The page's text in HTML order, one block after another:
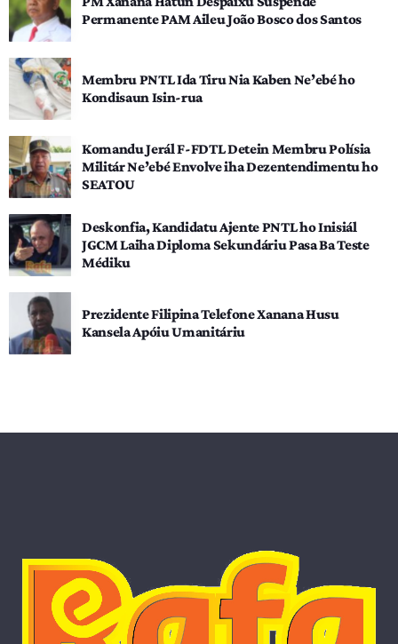
Permanente PAM Aileu João Bosco dos Santos
Membru PNTL Ida Tiru Nia Kaben Ne’ebé ho
Kondisaun Isin-rua
Komandu Jerál F-FDTL Detein Membru Polísia
Militár Ne’ebé Envolve iha Dezentendimentu ho
SEATOU
Deskonfia, Kandidatu Ajente PNTL ho Inisiál
JGCM Laiha Diploma Sekundáriu Pasa Ba Teste
Médiku
Prezidente Filipina Telefone Xanana Husu
Kansela Apóiu Umanitáriu